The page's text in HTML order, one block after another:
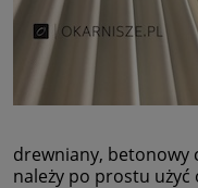
drewniany, betonowy
należy po prostu